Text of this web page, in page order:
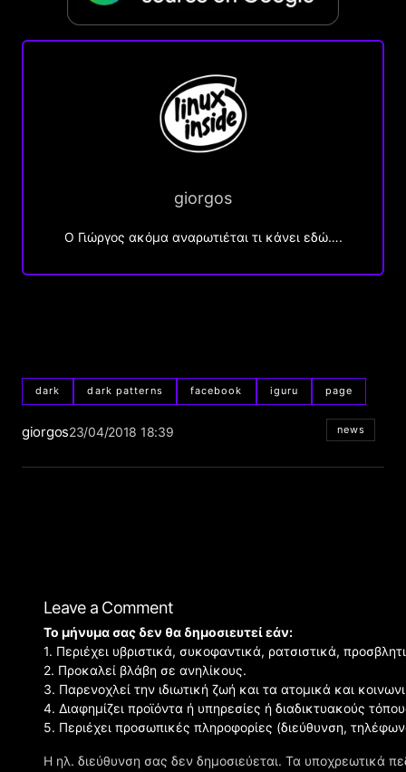
giorgos
Ο Γιώργος ακόμα αναρωτιέται τι κάνει εδώ….
dark dark patterns facebook iguru page
giorgos23/04/2018 18:39 news
Leave a Comment
Η ηλ. διεύθυνση σας δεν δημοσιεύεται. Τα υποχρεωτικά
Το μήνυμα σας δεν θα δημοσιευτεί εάν:
1. Περιέχει υβριστικά, συκοφαντικά, ρατσιστικά,
2. Προκαλεί βλάβη σε ανηλίκους.
3. Παρενοχλεί την ιδιωτική ζωή και τα ατομικά και
4. Διαφημίζει προϊόντα ή υπηρεσίες ή διαδικτυακούς
5. Περιέχει προσωπικές πληροφορίες (διεύθυνση,